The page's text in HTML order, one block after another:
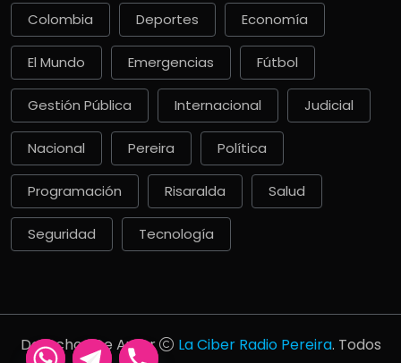
Colombia Deportes Economía
El Mundo Emergencias Fútbol
Gestión Pública Internacional Judicial
Nacional Pereira Política
Programación Risaralda Salud
Seguridad Tecnología
Derechos De Autor La Ciber Radio Pereira. Todos